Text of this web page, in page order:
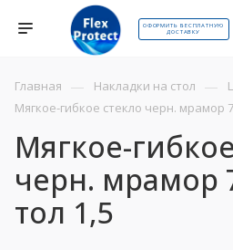
ОФОРМИТЬ БЕСПЛАТНУЮ
ДОСТАВКУ
Главная — Накладки на стол —
Мягкое-гибкое стекло черн. мрамор
Мягкое-
черн. мрамор
тол 1,5